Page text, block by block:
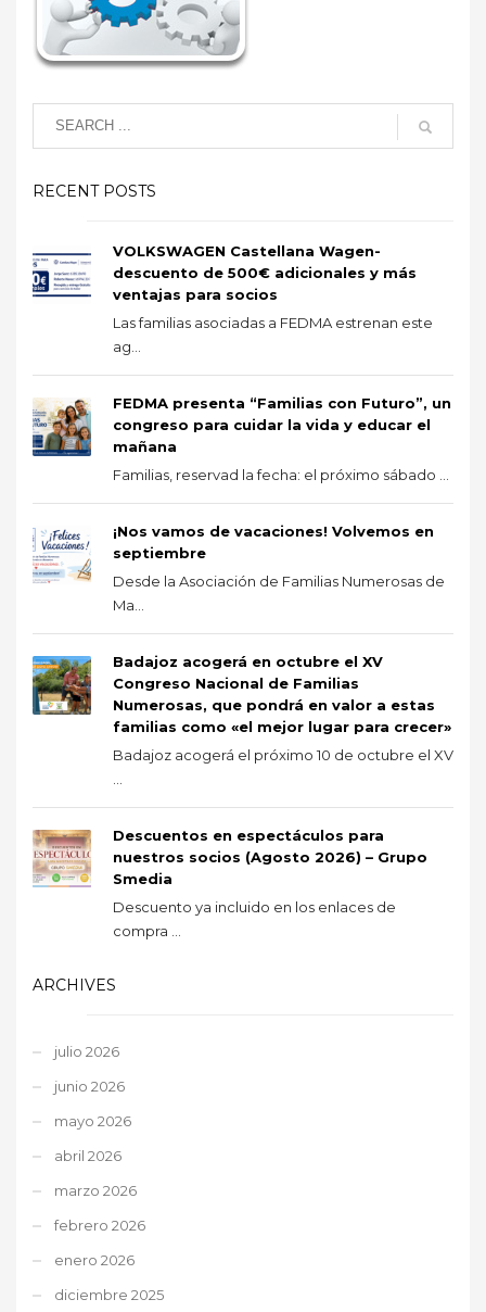
RECENT POSTS
VOLKSWAGEN Castellana Wagen-
descuento de 500€ adicionales y más
ventajas para socios
Las familias asociadas a FEDMA estrenan este
ag...
FEDMA presenta “Familias con Futuro”, un
congreso para cuidar la vida y educar el
mañana
Familias, reservad la fecha: el próximo sábado ...
¡Nos vamos de vacaciones! Volvemos en
septiembre
Desde la Asociación de Familias Numerosas de
Ma...
Badajoz acogerá en octubre el XV
Congreso Nacional de Familias
Numerosas, que pondrá en valor a estas
familias como «el mejor lugar para crecer»
Badajoz acogerá el próximo 10 de octubre el XV
Descuentos en espectáculos para
nuestros socios (Agosto 2026) – Grupo
Smedia
Descuento ya incluido en los enlaces de
compra ...
ARCHIVES
julio 2026
junio 2026
mayo 2026
abril 2026
marzo 2026
febrero 2026
enero 2026
diciembre 2025